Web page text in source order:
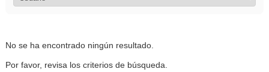
No se ha encontrado ningún resultado.
Por favor, revisa los criterios de búsqueda.